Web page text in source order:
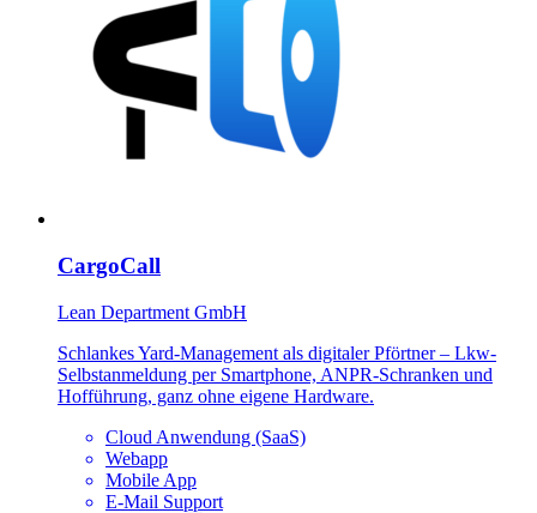
CargoCall
Lean Department GmbH
Schlankes Yard-Management als digitaler Pförtner – Lkw-
Selbstanmeldung per Smartphone, ANPR-Schranken und
Hofführung, ganz ohne eigene Hardware.
Cloud Anwendung (SaaS)
Webapp
Mobile App
E-Mail Support